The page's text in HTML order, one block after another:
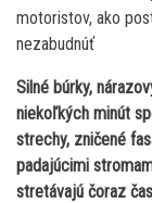
motoristov, ako
nezabudnúť
Silné búrky,
niekoľkých minút
strechy, zničené
padajúcimi
stretávajú čoraz